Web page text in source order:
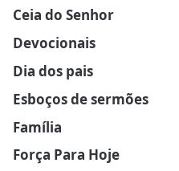
Ceia do Senhor
Devocionais
Dia dos pais
Esboços de sermões
Família
Força Para Hoje